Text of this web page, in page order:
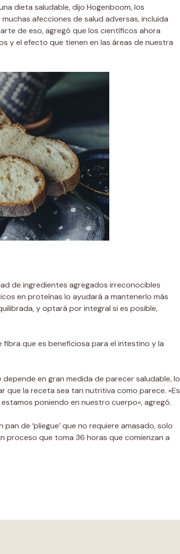
dieta saludable, dijo Hogenboom, los
afecciones de salud adversas, incluida
de eso, agregó que los científicos ahora
y el efecto que tienen en las áreas de nuestra
de ingredientes agregados irreconocibles
en proteínas lo ayudará a mantenerlo más
y optará por integral si es posible,
que es beneficiosa para el intestino y la
en gran medida de parecer saludable, lo
que la receta sea tan nutritiva como parece. «Es
poniendo en nuestro cuerpo», agregó.
de ‘pliegue’ que no requiere amasado, solo
proceso que toma 36 horas que comienzan a